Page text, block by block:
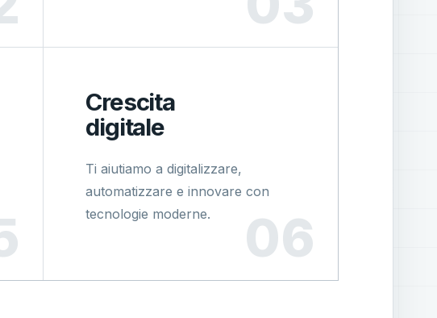
Crescita
digitale
Ti aiutiamo a digitalizzare,
automatizzare e innovare con
tecnologie moderne.